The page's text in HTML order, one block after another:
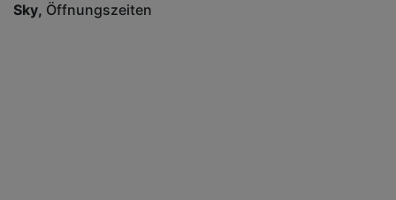
Sky Öffnungszeiten